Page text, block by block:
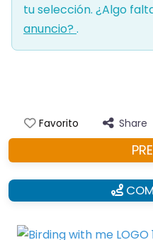
tu selección. ¿Algo
anuncio? .
Favorito Share